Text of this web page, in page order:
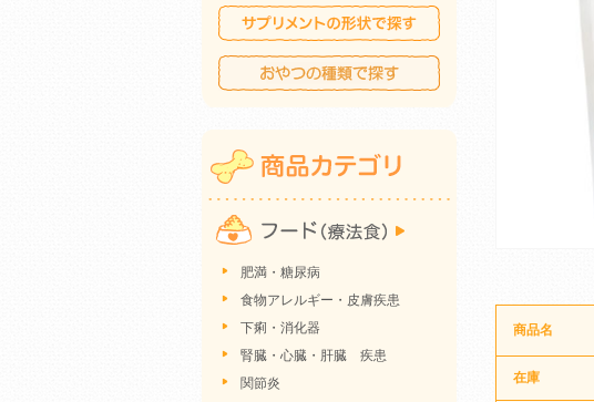
商品名
在庫
肥満・糖尿病
食物アレルギー・皮膚疾患
下痢・消化器
腎臓・心臓・肝臓 疾患
関節炎